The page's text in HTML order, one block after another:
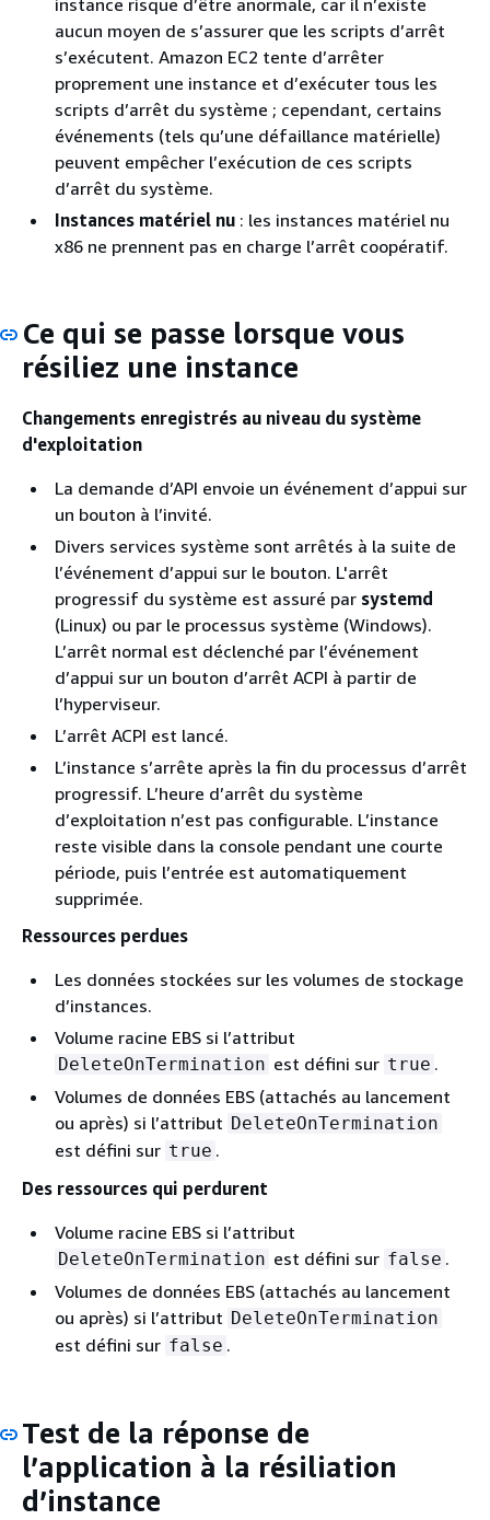
aucun moyen de s’assurer que les scripts d’arrêt
s’exécutent. Amazon EC2 tente d’arrêter
proprement une instance et d’exécuter tous les
scripts d’arrêt du système ; cependant, certains
événements (tels qu’une défaillance matérielle)
peuvent empêcher l’exécution de ces scripts
d’arrêt du système.
Instances matériel nu : les instances matériel nu
x86 ne prennent pas en charge l’arrêt coopératif.
Ce qui se passe lorsque vous
résiliez une instance
Changements enregistrés au niveau du système
d'exploitation
La demande d’API envoie un événement d’appui sur
un bouton à l’invité.
Divers services système sont arrêtés à la suite de
l’événement d’appui sur le bouton. L'arrêt
progressif du système est assuré par systemd
(Linux) ou par le processus système (Windows).
L’arrêt normal est déclenché par l’événement
d’appui sur un bouton d’arrêt ACPI à partir de
l’hyperviseur.
L’arrêt ACPI est lancé.
L’instance s’arrête après la fin du processus d’arrêt
progressif. L’heure d’arrêt du système
d’exploitation n’est pas configurable. L’instance
reste visible dans la console pendant une courte
période, puis l’entrée est automatiquement
supprimée.
Ressources perdues
Les données stockées sur les volumes de stockage
d’instances.
Volume racine EBS si l’attribut
DeleteOnTermination est défini sur true .
Volumes de données EBS (attachés au lancement
ou après) si l’attribut DeleteOnTermination
est défini sur true .
Des ressources qui perdurent
Volume racine EBS si l’attribut
DeleteOnTermination est défini sur false .
Volumes de données EBS (attachés au lancement
ou après) si l’attribut DeleteOnTermination
est défini sur false .
Test de la réponse de
l’application à la résiliation
d’instance